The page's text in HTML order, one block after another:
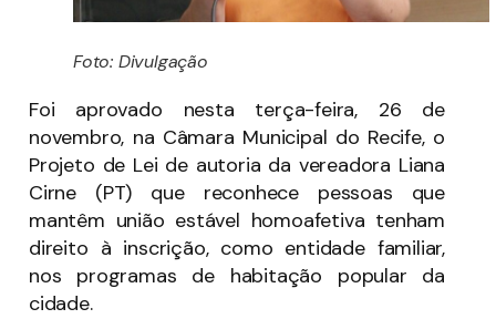
Foto: Divulgação
Foi aprovado nesta terça-feira, 26 de
novembro, na Câmara Municipal do Recife, o
Projeto de Lei de autoria da vereadora Liana
Cirne (PT) que reconhece pessoas que
mantêm união estável homoafetiva tenham
direito à inscrição, como entidade familiar,
nos programas de habitação popular da
cidade.